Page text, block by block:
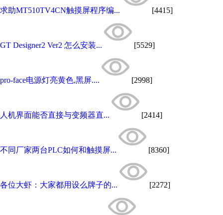
求助MT510TV4CN触摸屏程序编... [4415]
GT Designer2 Ver2 怎么安装... [5529]
pro-face电源灯亮黄色,黑屏.... [2998]
人机界面能否直接与变频器直... [2414]
不同厂家两台PLC如何和触摸屏... [8360]
各位大虾：大家都用设么牌子的... [2272]